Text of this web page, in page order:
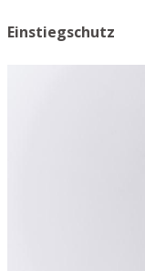
Einstiegschutz